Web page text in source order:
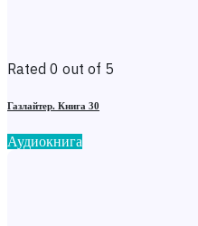
Rated 0 out of 5
Газлайтер. Книга 30
Аудиокнига